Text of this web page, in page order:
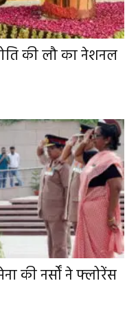
की लौ का नेशनल
की नर्सों ने फ्लोरेंस